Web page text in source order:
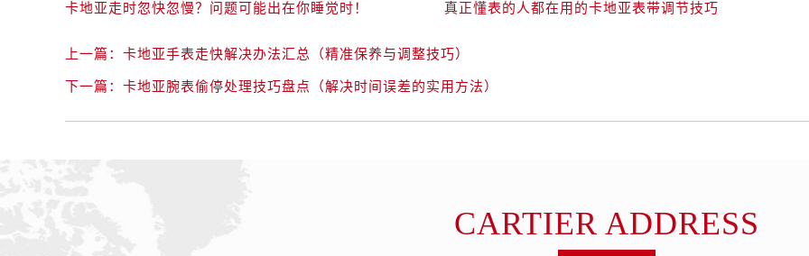
卡地亚走时忽快忽慢？问题可能出在你睡觉时！
真正懂表的人都在用的卡地亚表带调节技巧
上一篇： 卡地亚手表走快解决办法汇总（精准保养与调整技巧）
下一篇： 卡地亚腕表偷停处理技巧盘点（解决时间误差的实用方法）
CARTIER ADDRESS